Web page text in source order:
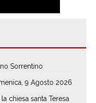
Sorrentino
9 Agosto 2026
chiesa santa Teresa